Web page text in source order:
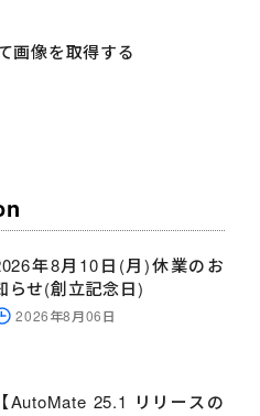
画像を取得する
年8月10日(月)休業のお
らせ(創立記念日)
2026年8月06日
【AutoMate 25.1 リリースの